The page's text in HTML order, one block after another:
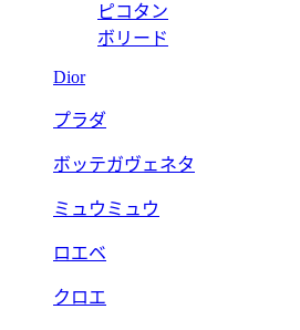
ピコタン
ボリード
Dior
プラダ
ボッテガヴェネタ
ミュウミュウ
ロエベ
クロエ